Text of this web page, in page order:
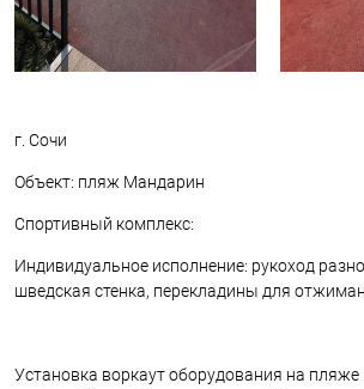
г. Сочи
Объект: пляж Мандарин
Спортивный комплекс:
Индивидуальное исполнение: рукоход
шведская стенка, перекладины для
Установка воркаут оборудования на пляже